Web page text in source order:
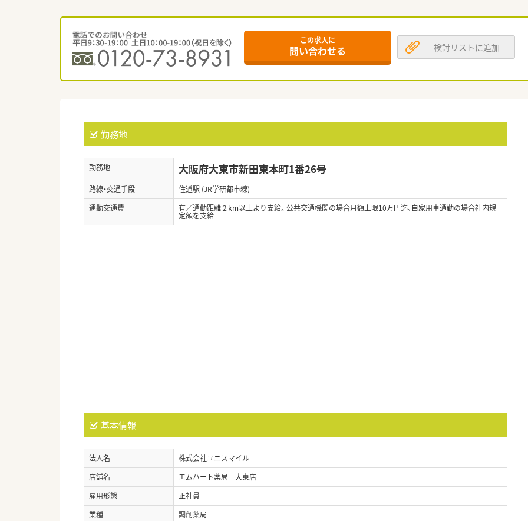
この求人に
問い合わせる 検討リストに追加
勤務地
勤務地 大阪府大東市新田東本町1番26号
路線・交通手段
住道駅 (JR学研都市線)
通勤交通費
有／通勤距離２km以上より支給。公共交通機関の場合月額上限10万円迄、自家用車通勤の場合社内規
定額を支給
基本情報
法人名
株式会社ユニスマイル
店舗名
エムハート薬局 大東店
雇用形態
正社員
業種
調剤薬局